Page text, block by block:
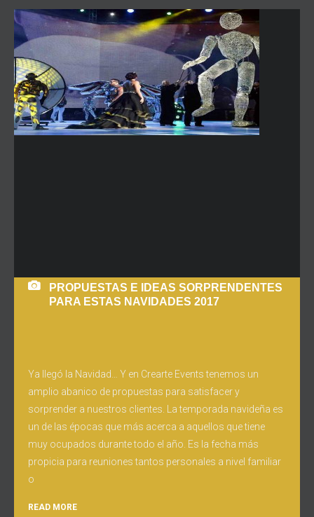
PROPUESTAS E IDEAS SORPRENDENTES
PARA ESTAS NAVIDADES 2017
Ya llegó la Navidad… Y en Crearte Events tenemos un
amplio abanico de propuestas para satisfacer y
sorprender a nuestros clientes. La temporada navideña es
un de las épocas que más acerca a aquellos que tiene
muy ocupados durante todo el año. Es la fecha más
propicia para reuniones tantos personales a nivel familiar
o
READ MORE